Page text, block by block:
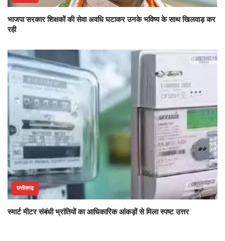
भाजपा सरकार शिक्षकों की सेवा अवधि घटाकर उनके भविष्य के साथ खिलवाड़ कर
रही
छत्तीसगढ़
स्मार्ट मीटर संबंधी भ्रांतियों का आधिकारिक आंकड़ों से मिला स्पष्ट उत्तर